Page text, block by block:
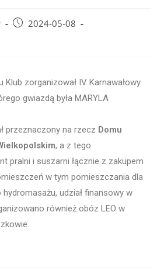
2024-05-08
Klub zorganizował IV Karnawałowy
gwiazdą była MARYLA
przeznaczony na rzecz Domu
, a z tego
pralni i suszarni łącznie z zakupem
w tym pomieszczania dla
udział finansowy w
również obóz LEO w